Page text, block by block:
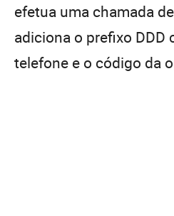
efetua uma chamada
adiciona o prefixo DDD
telefone e o código da